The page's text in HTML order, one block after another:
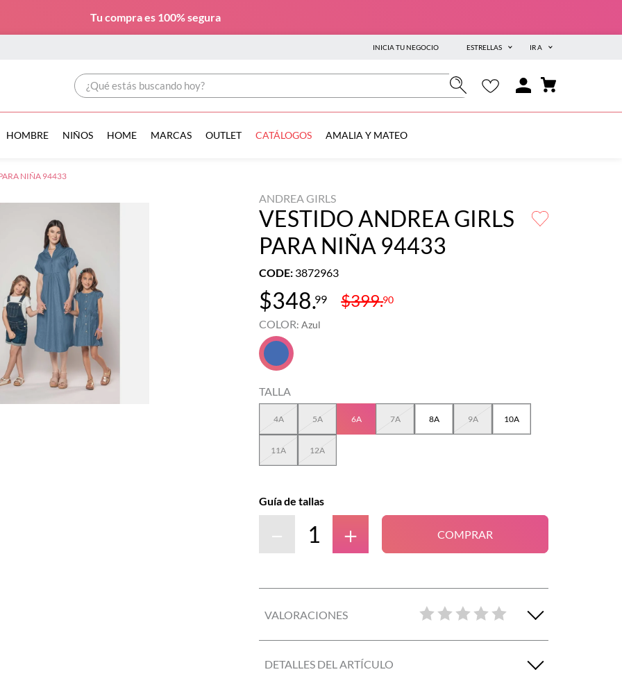
Tu compra es 100% segura
INICIA TU NEGOCIO ESTRELLAS IR A
¿Qué estás buscando hoy?
HOMBRE NIÑOS HOME MARCAS OUTLET CATÁLOGOS AMALIA Y MATEO
NIÑA 94433
ANDREA GIRLS
VESTIDO ANDREA GIRLS
PARA NIÑA 94433
CODE: 3872963
$348.99 $399.90
COLOR: Azul
TALLA
4A 5A 6A 7A 8A 9A 10A
11A 12A
Guía de tallas
＋
－ COMPRAR
VALORACIONES
DETALLES DEL ARTÍCULO